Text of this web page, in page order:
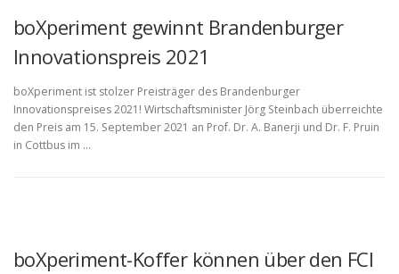
boXperiment gewinnt Brandenburger
Innovationspreis 2021
boXperiment ist stolzer Preisträger des Brandenburger
Innovationspreises 2021! Wirtschaftsminister Jörg Steinbach überreichte
den Preis am 15. September 2021 an Prof. Dr. A. Banerji und Dr. F. Pruin
in Cottbus im …
boXperiment-Koffer können über den FCI